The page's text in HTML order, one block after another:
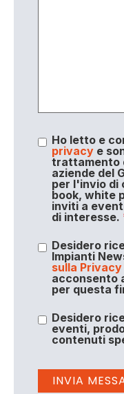
Ho letto e
privacye
trattamento
aziende del
per l'invio di
book, white
inviti a
di interesse.
Desidero
Impianti
sulla Privacy
acconsento
per questa
Desidero
eventi,
contenuti